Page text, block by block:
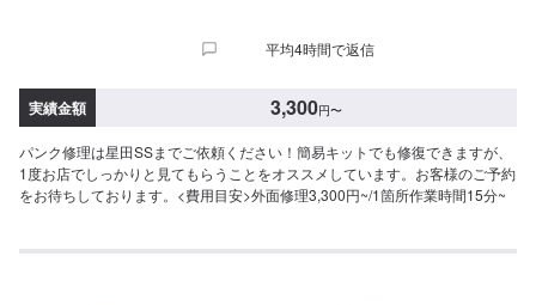
平均4時間で返信
実績金額 3,300円〜
パンク修理は星田SSまでご依頼ください！簡易キットでも修復できますが、
1度お店でしっかりと見てもらうことをオススメしています。お客様のご予約
をお待ちしております。<費用目安>外面修理3,300円~/1箇所作業時間15分~